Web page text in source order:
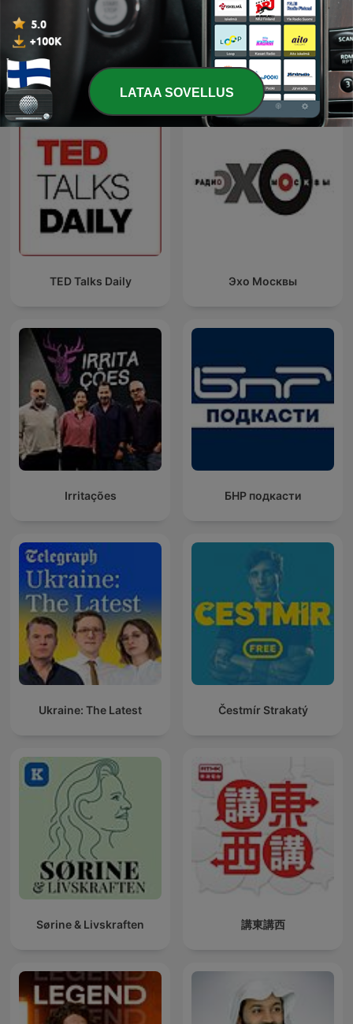
The Best of Coast to Coast
AM
Terror en blanco
TED Talks Daily Эхо Москвы
Irritações БНР подкасти
Ukraine: The Latest Čestmír Strakatý
Sørine & Livskraften 講東講西
LATAA SOVELLUS